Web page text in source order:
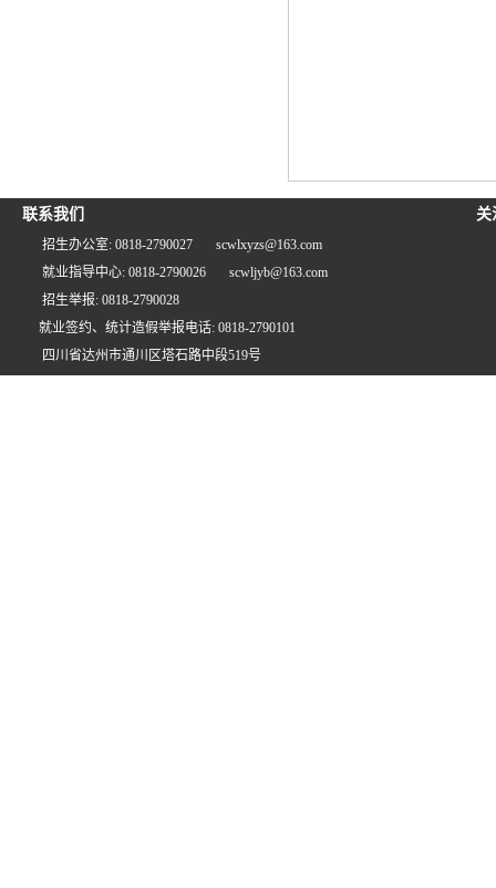
联系我们
招生办公室: 0818-2790027
scwlxyzs@163.com
就业指导中心: 0818-2790026
scwljyb@163.com
招生举报: 0818-2790028
就业签约、统计造假举报电话: 0818-2790101
四川省达州市通川区塔石路中段519号
关